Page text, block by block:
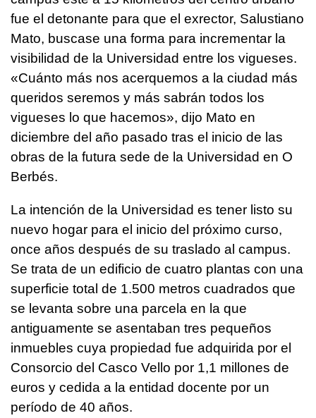
fue el detonante para que el exrector, Salustiano
Mato, buscase una forma para incrementar la
visibilidad de la Universidad entre los vigueses.
«Cuánto más nos acerquemos a la ciudad más
queridos seremos y más sabrán todos los
vigueses lo que hacemos», dijo Mato en
diciembre del año pasado tras el inicio de las
obras de la futura sede de la Universidad en O
Berbés.
La intención de la Universidad es tener listo su
nuevo hogar para el inicio del próximo curso,
once años después de su traslado al campus.
Se trata de un edificio de cuatro plantas con una
superficie total de 1.500 metros cuadrados que
se levanta sobre una parcela en la que
antiguamente se asentaban tres pequeños
inmuebles cuya propiedad fue adquirida por el
Consorcio del Casco Vello por 1,1 millones de
euros y cedida a la entidad docente por un
período de 40 años.